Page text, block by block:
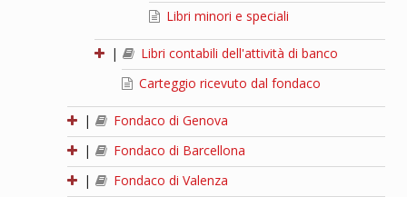
Libri minori e speciali
|
Libri contabili dell'attività di banco
Carteggio ricevuto dal fondaco
|
Fondaco di Genova
|
Fondaco di Barcellona
|
Fondaco di Valenza